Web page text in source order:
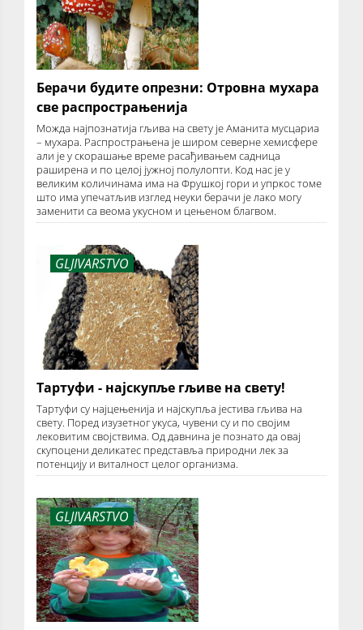
Берачи будите опрезни: Отровна мухара
све распрострањенија
Можда најпознатија гљива на свету је Аманита мусцариа
– мухара. Распрострањена је широм северне хемисфере
али је у скорашање време расађивањем садница
раширена и по целој јужној полулопти. Код нас је у
великим количинама има на Фрушкој гори и упркос томе
што има упечатљив изглед неуки берачи је лако могу
заменити са веома укусном и цењеном благвом.
GLJIVARSTVO
Тартуфи - најскупље гљиве на свету!
Тартуфи су најцењенија и најскупља јестива гљива на
свету. Поред изузетног укуса, чувени су и по својим
лековитим својствима. Од давнина је познато да овај
скупоцени деликатес представља природни лек за
потенцију и виталност целог организма.
GLJIVARSTVO